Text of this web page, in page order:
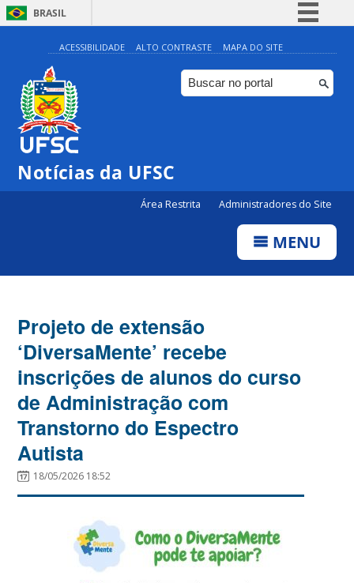
BRASIL
Simplifique!
Comunica BR
Participe
ACESSIBILIDADE ALTO CONTRASTE MAPA DO SITE
Notícias da UFSC
Área Restrita Administradores do Site
MENU
Projeto de extensão
‘DiversaMente’ recebe
inscrições de alunos do curso
de Administração com
Transtorno do Espectro
Autista
18/05/2026 18:52